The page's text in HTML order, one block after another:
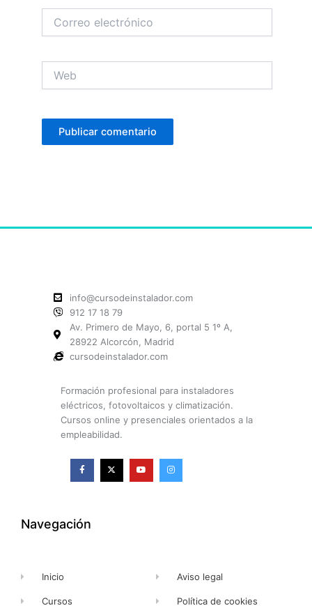
electrónico
info@cursodeinstalador.com
912 17 18 79
Av. Primero de Mayo, 6, portal 5 1º A,
28922 Alcorcón, Madrid
cursodeinstalador.com
Formación profesional para instaladores
eléctricos, fotovoltaicos y climatización.
Cursos online y presenciales orientados a la
empleabilidad.
F
a
k
-
X
-
Y
o
I
n
Navegación
Inicio
Cursos
Aviso legal
Política de cookies